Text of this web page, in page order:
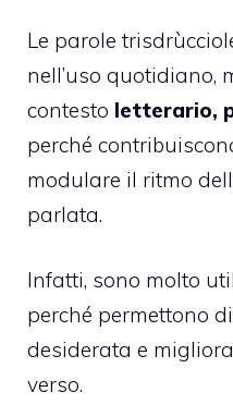
Le parole
nell’uso quotidiano,
contesto letterario,
perché
modulare il ritmo
parlata.
Infatti, sono molto
perché permettono
desiderata e
verso.